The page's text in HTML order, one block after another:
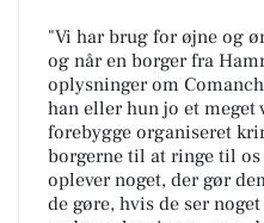
"Vi har brug for øjne og
og når en borger fra
oplysninger om
han eller hun jo et
forebygge organiseret
borgerne til at ringe til os
oplever noget, der gør
de gøre, hvis de ser